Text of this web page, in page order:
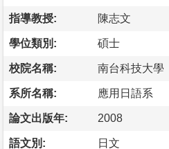
指導教授: 陳志文
學位類別: 碩士
校院名稱: 南台科技大學
系所名稱: 應用日語系
論文出版年: 2008
語文別: 日文